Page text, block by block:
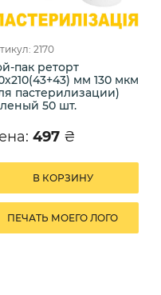
2170
пак реторт
мм 130 мкм
пастерилизации)
50 шт.
497 ₴
В КОРЗИНУ
ПЕЧАТЬ МОЕГО ЛОГО